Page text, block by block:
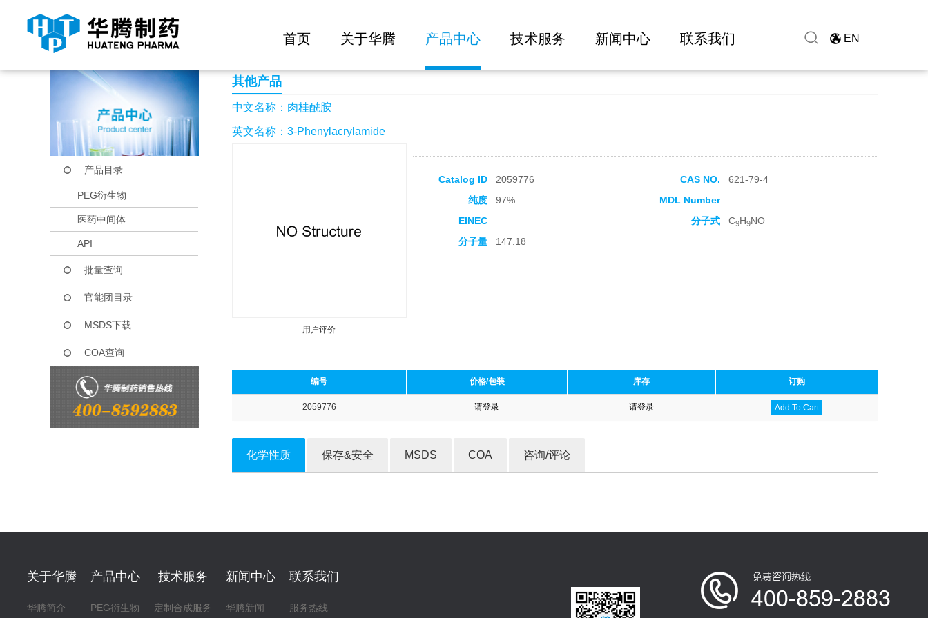
首页 关于华腾 产品中心 技术服务 新闻中心 联系我们 EN
当前位置： 首页 产品中心
产品目录
PEG衍生物
医药中间体
API
批量查询
官能团目录
MSDS下载
COA查询
其他产品
中文名称：肉桂酰胺
英文名称：3-Phenylacrylamide
用户评价
Catalog ID 2059776 CAS NO.
621-79-4
纯度
97%
MDL Number
EINEC
分子式 C9H9NO
分子量
147.18
编号 价格/包装 库存 订购
2059776 请登录 请登录 Add To Cart
化学性质 保存&安全 MSDS COA 咨询/评论
关于华腾
华腾简介
产品中心
PEG衍生物
技术服务
定制合成服务
新闻中心
华腾新闻
联系我们
服务热线